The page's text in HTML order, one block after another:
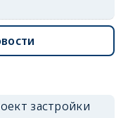
застройки